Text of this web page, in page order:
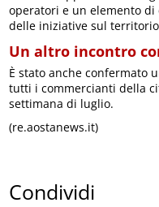
operatori e un elemento
delle iniziative sul
Un altro incontro
È stato anche confermato
tutti i commercianti della
settimana di luglio.
(re.aostanews.it)
Condividi